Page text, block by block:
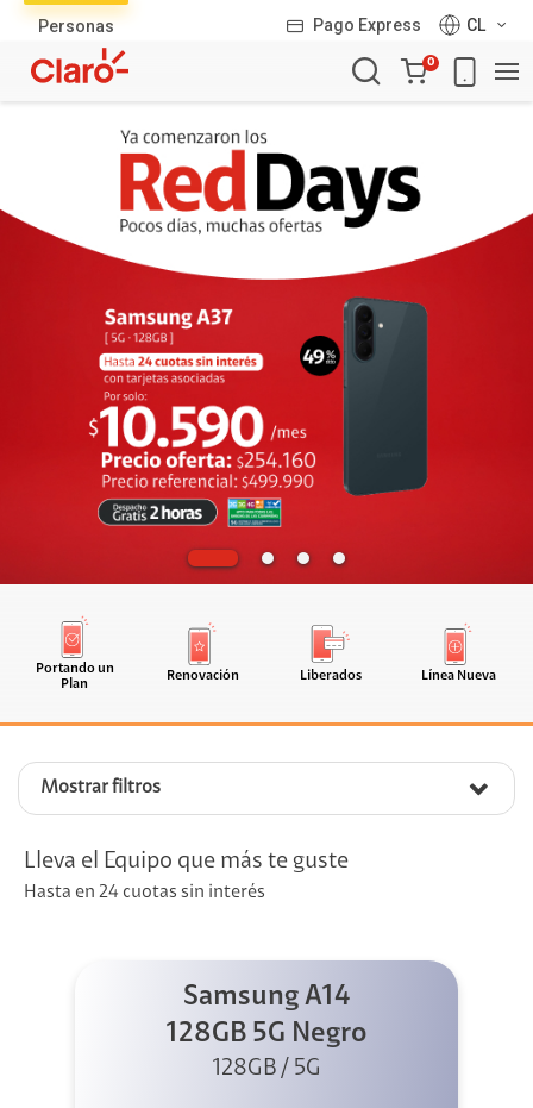
Personas Pago Express
CL
Carro
de
0
Portando un
Plan
Renovación Liberados Línea Nueva
Mostrar filtros
productos
Lleva el Equipo que más te guste
Hasta en 24 cuotas sin interés
Samsung A14
128GB 5G Negro
128GB / 5G